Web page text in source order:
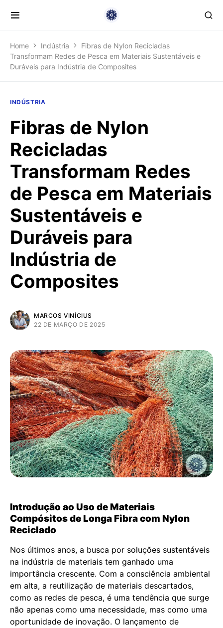
Home Indústria
Fibras de Nylon Recicladas
Transformam Redes de Pesca em Materiais Sustentáveis e
Duráveis para Indústria de Composites
INDÚSTRIA
Fibras de Nylon
Recicladas
Transformam Redes
de Pesca em Materiais
Sustentáveis e
Duráveis para
Indústria de
Composites
MARCOS VINÍCIUS
22 DE MARÇO DE 2025
Introdução ao Uso de Materiais
Compósitos de Longa Fibra com Nylon
Reciclado
Nos últimos anos, a busca por soluções sustentáveis
na indústria de materiais tem ganhado uma
importância crescente. Com a consciência ambiental
em alta, a reutilização de materiais descartados,
como as redes de pesca, é uma tendência que surge
não apenas como uma necessidade, mas como uma
oportunidade de inovação. O lançamento de